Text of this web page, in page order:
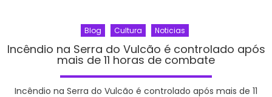
Blog Cultura Noticias
Incêndio na Serra do Vulcão é controlado após
mais de 11 horas de combate
Incêndio na Serra do Vulcão é controlado após mais de 11